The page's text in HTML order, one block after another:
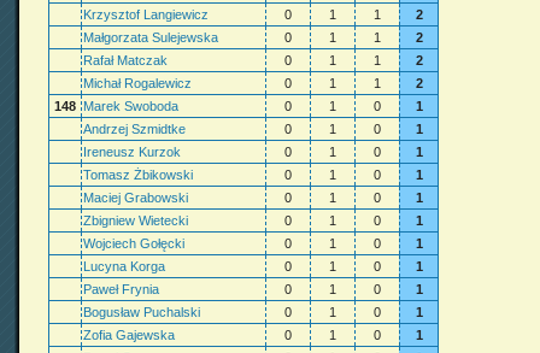
Krzysztof Langiewicz
0 1 1
2
Małgorzata Sulejewska
0 1 1
2
Rafał Matczak
0 1 1
2
Michał Rogalewicz
0 1 1
2
148 Marek Swoboda 0 1 0
1
Andrzej Szmidtke
0 1 0
1
Ireneusz Kurzok
0 1 0
1
Tomasz Żbikowski
0 1 0
1
Maciej Grabowski
0 1 0
1
Zbigniew Wietecki
0 1 0
1
Wojciech Gołęcki
0 1 0
1
Lucyna Korga
0 1 0
1
Paweł Frynia
0 1 0
1
Bogusław Puchalski
0 1 0
1
Zofia Gajewska
0 1 0
1